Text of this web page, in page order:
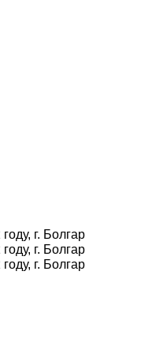
г. Болгар
г. Болгар
г. Болгар